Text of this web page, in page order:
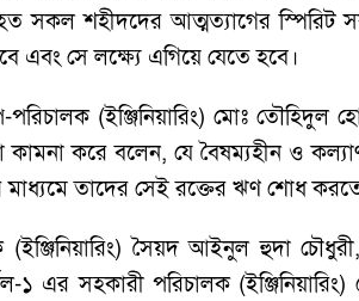
সকল শহীদদের আত্মত্যাগের স্পিরিট
এবং সে লক্ষ্যে এগিয়ে যেতে হবে।
(ইঞ্জিনিয়ারিং) মোঃ তৌহিদুল
করে বলেন, যে বৈষম্যহীন ও
তাদের সেই রক্তের ঋণ শোধ
সৈয়দ আইনুল হুদা
১ এর সহকারী পরিচালক